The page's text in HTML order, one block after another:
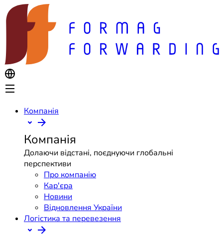
Компанія
Компанія
Долаючи відстані, поєднуючи глобальні
перспективи
Про компанію
Кар'єра
Новини
Відновлення України
Логістика та перевезення